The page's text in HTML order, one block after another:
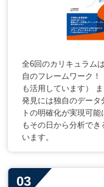
全6回のカリキュラム
自のフレームワーク
も活用しています）
発見には独自のデータ
トの明確化が実現可
もその日から分析で
います。